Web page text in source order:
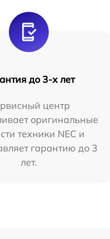
до 3-х лет
центр
оригинальные
техники NEC и
гарантию до 3
лет.